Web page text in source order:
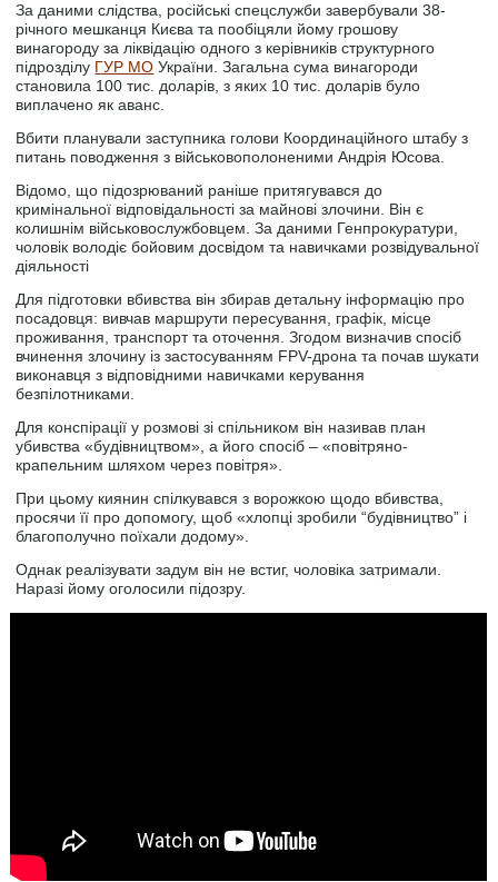
За даними слідства, російські спецслужби завербували 38-
річного мешканця Києва та пообіцяли йому грошову
винагороду за ліквідацію одного з керівників структурного
підрозділу ГУР МО України. Загальна сума винагороди
становила 100 тис. доларів, з яких 10 тис. доларів було
виплачено як аванс.
Вбити планували заступника голови Координаційного штабу з
питань поводження з військовополоненими Андрія Юсова.
Відомо, що підозрюваний раніше притягувався до
кримінальної відповідальності за майнові злочини. Він є
колишнім військовослужбовцем. За даними Генпрокуратури,
чоловік володіє бойовим досвідом та навичками розвідувальної
діяльності
Для підготовки вбивства він збирав детальну інформацію про
посадовця: вивчав маршрути пересування, графік, місце
проживання, транспорт та оточення. Згодом визначив спосіб
вчинення злочину із застосуванням FPV-дрона та почав шукати
виконавця з відповідними навичками керування
безпілотниками.
Для конспірації у розмові зі спільником він називав план
убивства «будівництвом», а його спосіб – «повітряно-
крапельним шляхом через повітря».
При цьому киянин спілкувався з ворожкою щодо вбивства,
просячи її про допомогу, щоб «хлопці зробили “будівництво” і
благополучно поїхали додому».
Однак реалізувати задум він не встиг, чоловіка затримали.
Наразі йому оголосили підозру.